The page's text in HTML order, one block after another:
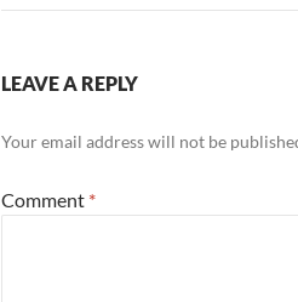
LEAVE A REPLY
Your email address will not be
Comment *